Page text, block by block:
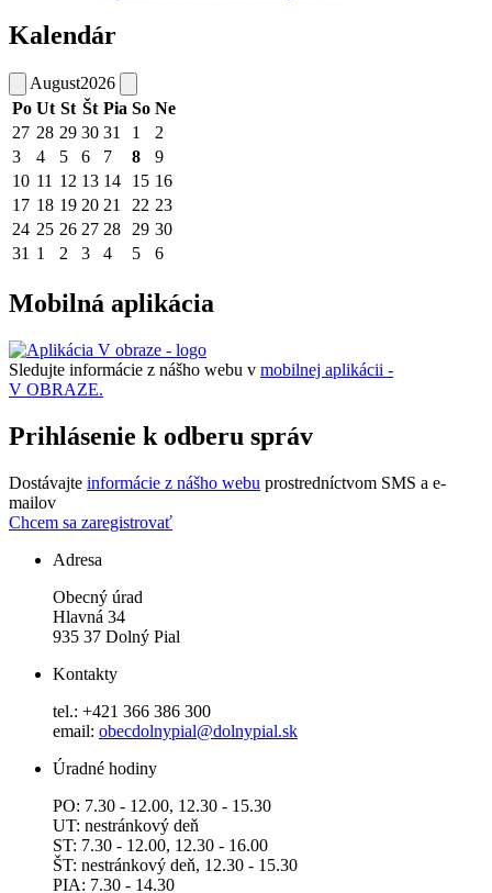
Kalendár
August2026
Po Ut St Št Pia So Ne
27 28 29 30 31 1
2
3
4 5 6 7 8
9
10 11 12 13 14 15 16
17 18 19 20 21 22 23
24 25 26 27 28 29 30
31 1 2 3 4 5 6
Mobilná aplikácia
Sledujte informácie z nášho webu v mobilnej aplikácii -
V OBRAZE.
Prihlásenie k odberu správ
Dostávajte informácie z nášho webu prostredníctvom SMS a e-
mailov
Chcem sa zaregistrovať
Adresa
Obecný úrad
Hlavná 34
935 37 Dolný Pial
Kontakty
tel.: +421 366 386 300
email: obecdolnypial@dolnypial.sk
Úradné hodiny
PO: 7.30 - 12.00, 12.30 - 15.30
UT: nestránkový deň
ST: 7.30 - 12.00, 12.30 - 16.00
ŠT: nestránkový deň, 12.30 - 15.30
PIA: 7.30 - 14.30